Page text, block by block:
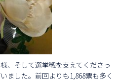
、そして選挙戦を支えてくださっ
ました。前回よりも1,868票も多く